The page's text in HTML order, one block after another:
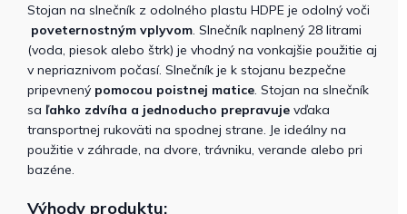
Stojan na slnečník z odolného plastu HDPE je odolný voči
poveternostným vplyvom . Slnečník naplnený 28 litrami
(voda, piesok alebo štrk) je vhodný na vonkajšie použitie aj
v nepriaznivom počasí. Slnečník je k stojanu bezpečne
pripevnený pomocou poistnej matice . Stojan na slnečník
sa ľahko zdvíha a jednoducho prepravuje vďaka
transportnej rukoväti na spodnej strane. Je ideálny na
použitie v záhrade, na dvore, trávniku, verande alebo pri
bazéne.
Výhody produktu: